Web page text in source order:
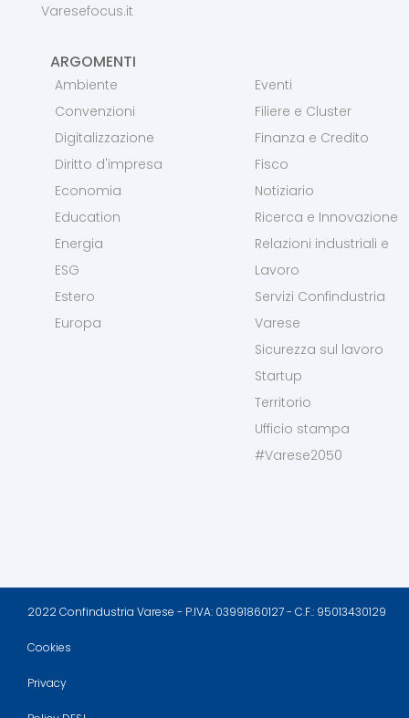
Varesefocus.it
ARGOMENTI
Ambiente
Convenzioni
Digitalizzazione
Diritto d'impresa
Economia
Education
Energia
ESG
Estero
Europa
Eventi
Filiere e Cluster
Finanza e Credito
Fisco
Notiziario
Ricerca e Innovazione
Relazioni industriali e
Lavoro
Servizi Confindustria
Varese
Sicurezza sul lavoro
Startup
Territorio
Ufficio stampa
#Varese2050
2022 Confindustria Varese - P.IVA: 03991860127 - C.F.: 95013430129
Cookies
Privacy